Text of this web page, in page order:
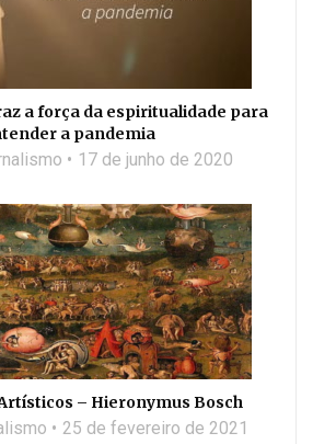
a força da espiritualidade para
a pandemia
17 de junho de 2020
– Hieronymus Bosch
25 de fevereiro de 2021